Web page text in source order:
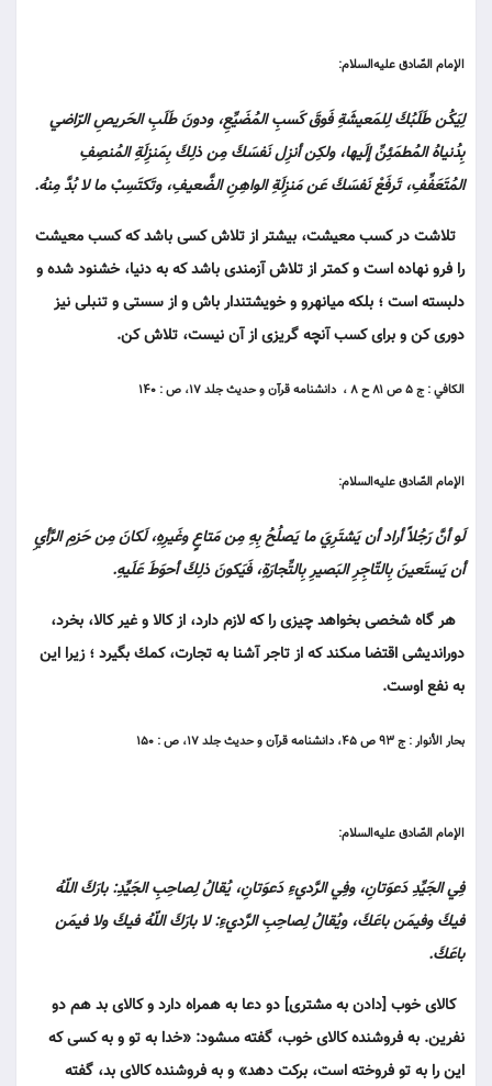
الإمام الصّادق عليه‌السلام:
لِيَكُن طَلَبُكَ لِلمَعيشَةِ فَوقَ كَسبِ المُضَيِّعِ، ودونَ طَلَبِ الحَريصِ الرّاضي
بِدُنياهُ المُطمَئِنِّ إلَيها، ولكِن أنزِل نَفسَكَ مِن ذلِكَ بِمَنزِلَةِ المُنصِفِ
المُتَعَفِّفِ، تَرفَعْ نَفسَكَ عَن مَنزِلَةِ الواهِنِ الضَّعيفِ، وتَكتَسِبْ ما لا بُدَّ مِنهُ.
تلاشت در كسب معيشت، بيشتر از تلاش كسى باشد كه كسب معيشت
را فرو نهاده است و كمتر از تلاش آزمندى باشد كه به دنيا، خشنود شده و
دل‏بسته است ؛ بلكه ميانه‏رو و خويشتندار باش و از سستى و تنبلى نيز
دورى كن و براى كسب آنچه گريزى از آن نيست، تلاش كن.
الكافي : ج ۵ ص ۸۱ ح ۸ ، دانشنامه قرآن و حديث جلد ۱۷، ص : ۱۴۰
الإمام الصّادق عليه‌السلام:
لَو أنَّ رَجُلاً أراد أن يَشتَرِيَ ما يَصلُحُ بِهِ مِن مَتاعٍ وغَيرِهِ، لَكانَ مِن حَزمِ الرَّأيِ
أن يَستَعينَ بِالتّاجِرِ البَصيرِ بِالتِّجارَةِ، فَيَكونَ ذلِكَ أحوَطَ عَلَيهِ.
هر گاه شخصى بخواهد چيزى را كه لازم دارد، از كالا و غير كالا، بخرد،
دورانديشى اقتضا مى‏كند كه از تاجر آشنا به تجارت، كمك بگيرد ؛ زيرا اين
به نفع اوست.
بحار الأنوار : ج ۹۳ ص ۴۵، دانشنامه قرآن و حديث جلد ۱۷، ص : ۱۵۰
الإمام الصّادق عليه‌السلام:
فِي الجَيِّدِ دَعوَتانِ، وفِي الرَّديءِ دَعوَتانِ، يُقالُ لِصاحِبِ الجَيِّدِ: بارَكَ اللّهُ
فيكَ وفيمَن باعَكَ، ويُقالُ لِصاحِبِ الرَّديءِ: لا بارَكَ اللّهُ فيكَ ولا فيمَن
باعَكَ.
كالاى خوب [دادن به مشترى] دو دعا به همراه دارد و كالاى بد هم دو
نفرين. به فروشنده كالاى خوب، گفته مى‏شود: «خدا به تو و به كسى كه
اين را به تو فروخته است، بركت دهد» و به فروشنده كالاى بد، گفته